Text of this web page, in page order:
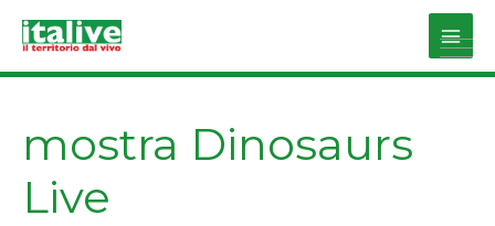
Main
mostra Dinosaurs
Live